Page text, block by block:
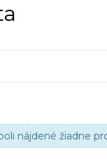
nájdené žiadne